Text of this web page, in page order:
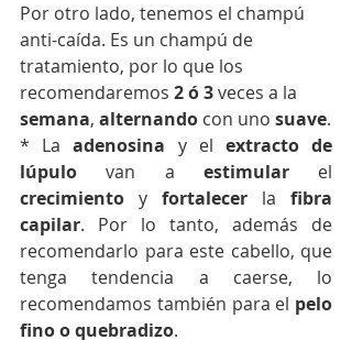
Por otro lado, tenemos el champú
anti-caída. Es un champú de
tratamiento, por lo que los
recomendaremos 2 ó 3 veces a la
semana, alternando con uno suave.
* La adenosina y el extracto de
lúpulo van a estimular
crecimiento y fortalecer la fibra
capilar. Por lo tanto, además de
recomendarlo para este cabello, que
tenga tendencia a caerse, lo
recomendamos también para el pelo
fino o quebradizo.